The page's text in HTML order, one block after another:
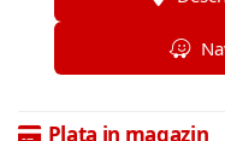
Plata in magazin